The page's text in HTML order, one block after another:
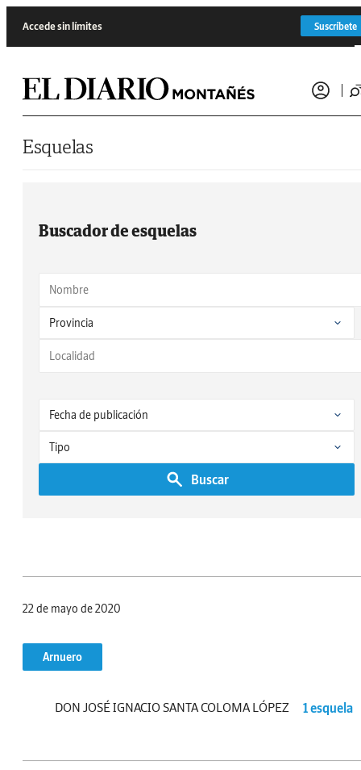
Accede sin límites Suscríbete
Esquelas
Buscador de esquelas
Buscar
22 de mayo de 2020
Arnuero
DON JOSÉ IGNACIO SANTA COLOMA LÓPEZ 1 esquela